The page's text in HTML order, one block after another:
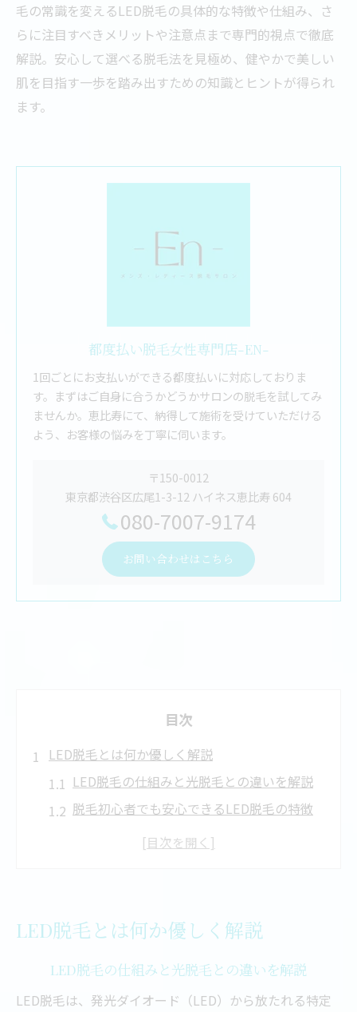
毛の常識を変えるLED脱毛の具体的な特徴や仕組み、さ
らに注目すべきメリットや注意点まで専門的視点で徹底
解説。安心して選べる脱毛法を見極め、健やかで美しい
肌を目指す一歩を踏み出すための知識とヒントが得られ
ます。
都度払い脱毛女性専門店-EN-
1回ごとにお支払いができる都度払いに対応しておりま
す。まずはご自身に合うかどうかサロンの脱毛を試してみ
ませんか。恵比寿にて、納得して施術を受けていただける
よう、お客様の悩みを丁寧に伺います。
〒150-0012
東京都渋谷区広尾1-3-12 ハイネス恵比寿 604
080-7007-9174
お問い合わせはこちら
目次
LED脱毛とは何か優しく解説
LED脱毛の仕組みと光脱毛との違いを解説
脱毛初心者でも安心できるLED脱毛の特徴
LED脱毛と医療脱毛の違いを押さえて選ぶ
痛みが少ない脱毛法LED脱毛の魅力
痛みを抑えるLED脱毛の低温照射の秘密
敏感肌にも優しい脱毛方式LED脱毛の実力
脱毛が初めてでも安心なLED脱毛のポイン
LED脱毛とは何か優しく解説
LED脱毛の仕組みと光脱毛との違いを解説
LED脱毛は、発光ダイオード（LED）から放たれる特定